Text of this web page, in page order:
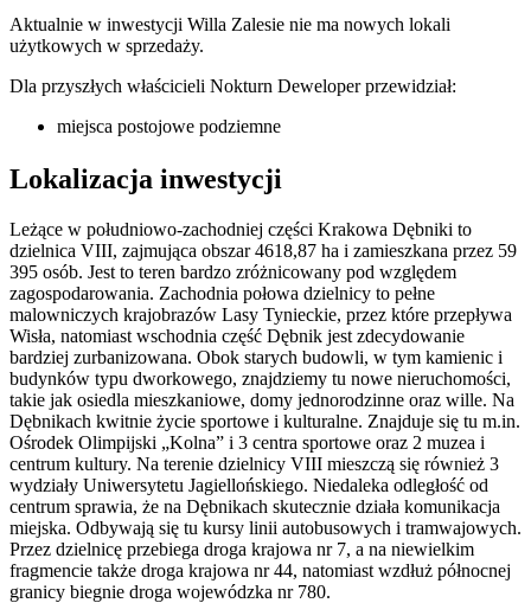
Aktualnie w inwestycji Willa Zalesie nie ma nowych lokali
użytkowych w sprzedaży.
Dla przyszłych właścicieli Nokturn Deweloperprzewidział:
miejsca postojowe podziemne
Lokalizacja inwestycji
Leżące w południowo-zachodniej części Krakowa Dębniki to
dzielnica VIII, zajmująca obszar 4618,87 ha i zamieszkana przez 59
395 osób. Jest to teren bardzo zróżnicowany pod względem
zagospodarowania. Zachodnia połowa dzielnicy to pełne
malowniczych krajobrazów Lasy Tynieckie, przez które przepływa
Wisła, natomiast wschodnia część Dębnik jest zdecydowanie
bardziej zurbanizowana. Obok starych budowli, w tym kamienic i
budynków typu dworkowego, znajdziemy tu nowe nieruchomości,
takie jak osiedla mieszkaniowe, domy jednorodzinne oraz wille. Na
Dębnikach kwitnie życie sportowe i kulturalne. Znajduje się tu m.in.
Ośrodek Olimpijski „Kolna” i 3 centra sportowe oraz 2 muzea i
centrum kultury. Na terenie dzielnicy VIII mieszczą się również 3
wydziały Uniwersytetu Jagiellońskiego. Niedaleka odległość od
centrum sprawia, że na Dębnikach skutecznie działa komunikacja
miejska. Odbywają się tu kursy linii autobusowych i tramwajowych.
Przez dzielnicę przebiega droga krajowa nr 7, a na niewielkim
fragmencie także droga krajowa nr 44, natomiast wzdłuż północnej
granicy biegnie droga wojewódzka nr 780.